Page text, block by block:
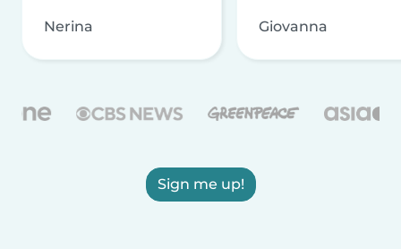
Nerina Giovanna
Sign me up!